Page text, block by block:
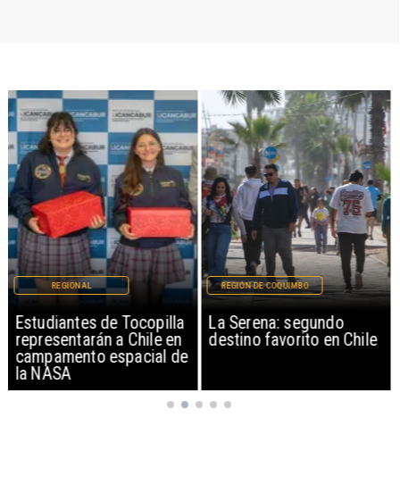
Estudiantes de Tocopilla
representarán a Chile en
campamento espacial de
la NASA
REGIONAL
La Serena: segundo
destino favorito en Chile
REGIÓN DE COQUIMBO